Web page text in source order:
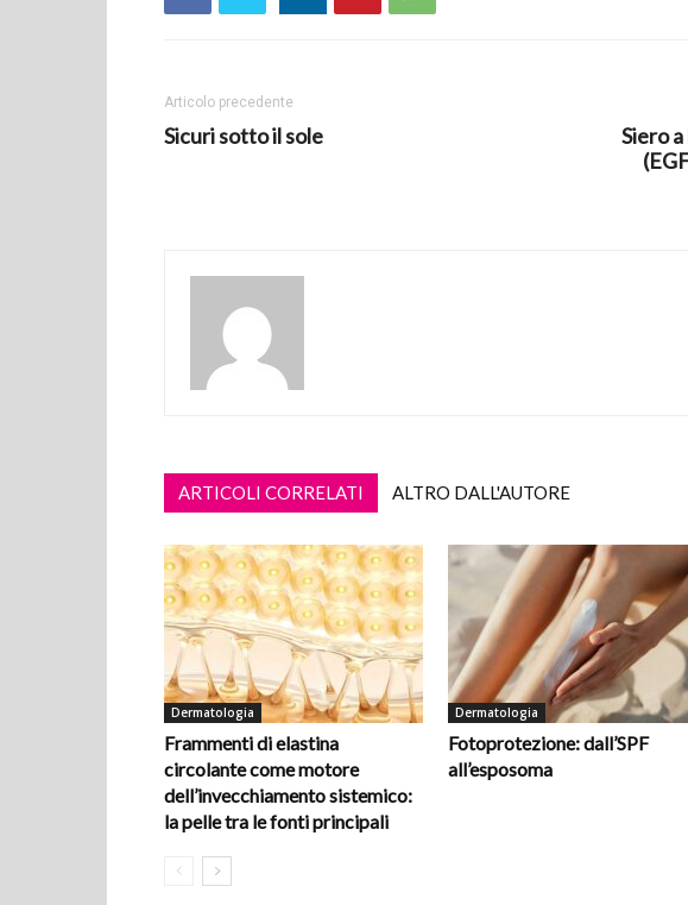
Articolo precedente
Sicuri sotto il sole
Siero
ARTICOLI CORRELATI ALTRO DALL'AUTORE
Dermatologia
Frammenti di elastina
circolante come motore
dell’invecchiamento sistemico:
la pelle tra le fonti principali
Dermatologia
Fotoprotezione: dall’SPF
all’esposoma